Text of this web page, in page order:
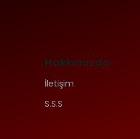
Hakkımızda
İletişim
S.S.S